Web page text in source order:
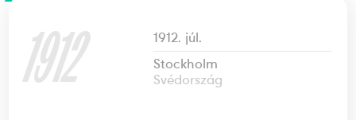
1912
1912. júl.
Stockholm
Svédország